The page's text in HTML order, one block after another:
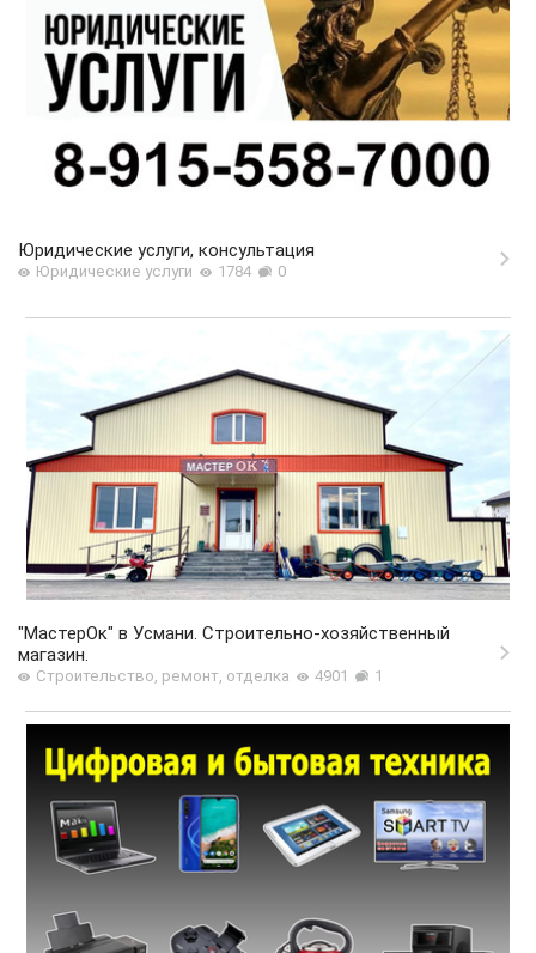
Юридические услуги, консультация
Юридические услуги 1784 0
"МастерОк" в Усмани. Строительно-хозяйственный
магазин.
Строительство, ремонт, отделка 4901 1